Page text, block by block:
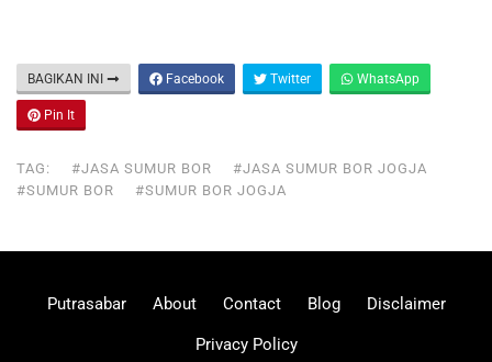
BAGIKAN INI Facebook Twitter WhatsApp
Pin It
TAG: #JASA SUMUR BOR
#JASA SUMUR BOR JOGJA
#SUMUR BOR
#SUMUR BOR JOGJA
Putrasabar About Contact Blog Disclaimer
Privacy Policy